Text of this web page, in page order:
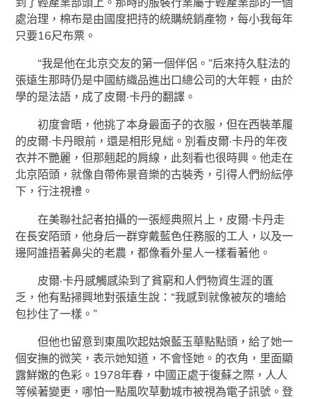
處治理，棉布是由國度把持的統購統銷產物，每小我每年
只要16尺布票。
“我是他在北京交友的第一個伴侶。”后來持久駐法的
張遠生那時仍是中國紡織品進出口總公司的大年輕，由於
學的是法語，成了皮爾·卡丹的翻譯。
初度會晤，他挑了本身最面子的衣服，但在西裝革履
的皮爾·卡丹眼前，還是相形見絀。別看皮爾·卡丹的年夜
衣并不艷麗，但那翹起的肩線，此刻看也很時興。他走在
北京陌頭，就像自帶佈景音樂的古裝秀，引得人們紛紜停
下，行注視禮。
在美聯社記者拍攝的一張經典照片上，皮爾·卡丹走
在長安陌頭，他身后一群穿戴藍色任務服的工人，以及一
邊阿誰捂著鼻尖的老農，都像看外星人一樣看著他。
皮爾·卡丹感觸感染到了貧窮和人們物資生涯的匱
乏，他有點掃興地對張遠生說：“我感到就像被灰的墻給
包抄住了一樣。”
但他也留意到東風吹起姑娘藍玉華點點頭，給了她一
個安撫的微笑，表示她知道，不會怪她。的衣角，里面顯
露鮮嫩的色彩。1978年春，中國正處于復蘇之際，人人
等候著變更，哪怕一點風吹草動城市被視為電子訊號。登